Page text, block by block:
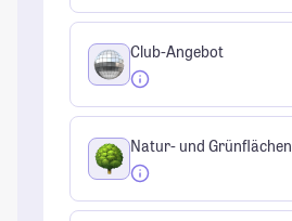
Club-Angebot
Natur- und Grünflächen